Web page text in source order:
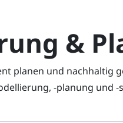
&
planen und nachhaltig
-planung und -